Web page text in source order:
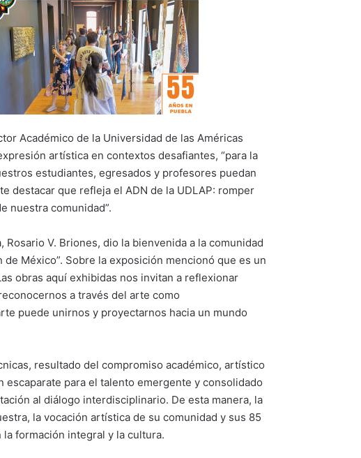
Académico de la Universidad de las Américas
artística en contextos desafiantes, “para la
estudiantes, egresados y profesores puedan
destacar que refleja el ADN de la UDLAP: romper
nuestra comunidad”.
V. Briones, dio la bienvenida a la comunidad
México”. Sobre la exposición mencionó que es un
obras aquí exhibidas nos invitan a reflexionar
a través del arte como
puede unirnos y proyectarnos hacia un mundo
resultado del compromiso académico, artístico
para el talento emergente y consolidado
al diálogo interdisciplinario. De esta manera, la
la vocación artística de su comunidad y sus 85
formación integral y la cultura.